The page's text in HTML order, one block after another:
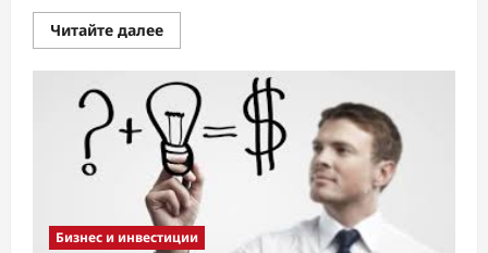
Читайте далееПрочитать
больше
заработать
сидя
дома:
способы
заработка
при
помощи
Интернета
и
без
него
Бизнес и инвестиции